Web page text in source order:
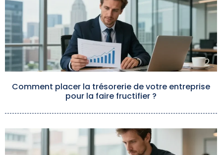
Comment placer la trésorerie de votre entreprise
pour la faire fructifier ?